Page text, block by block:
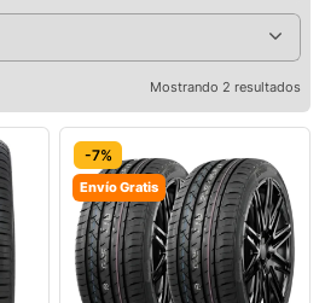
Mostrando 2 resultados
-7%
Envío Gratis